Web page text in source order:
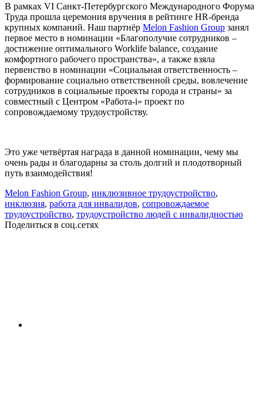
В рамках VI Санкт-Петербургского Международного Форума
Труда прошла церемония вручения в рейтинге HR-бренда
крупных компаний. Наш партнёр Melon Fashion Group занял
первое место в номинации «Благополучие сотрудников –
достижение оптимального Worklife balance, создание
комфортного рабочего пространства», а также взяла
первенство в номинации «Социальная ответственность –
формирование социально ответственной среды, вовлечение
сотрудников в социальные проекты города и страны» за
совместный с Центром «Работа-i» проект по
сопровождаемому трудоустройству.
Это уже четвёртая награда в данной номинации, чему мы
очень рады и благодарны за столь долгий и плодотворный
путь взаимодействия!
Melon Fashion Group, инклюзивное трудоустройство,
инклюзия, работа для инвалидов, сопровождаемое
трудоустройство, трудоустройство людей с инвалидностью
Поделиться в соц.сетях